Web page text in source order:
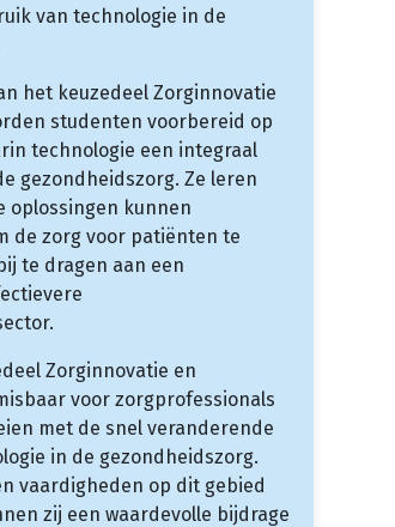
van technologie in de
het keuzedeel Zorginnovatie
studenten voorbereid op
technologie een integraal
gezondheidszorg. Ze leren
oplossingen kunnen
de zorg voor patiënten te
te dragen aan een
Zorginnovatie en
voor zorgprofessionals
met de snel veranderende
in de gezondheidszorg.
vaardigheden op dit gebied
zij een waardevolle bijdrage